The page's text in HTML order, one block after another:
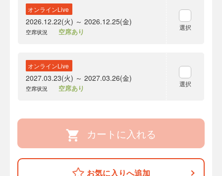
オンラインLive
2026.12.22(火) ～ 2026.12.25(金)
空席状況 空席あり 選択
オンラインLive
2027.03.23(火) ～ 2027.03.26(金)
空席状況 空席あり 選択
カートに入れる
お気に入りへ追加